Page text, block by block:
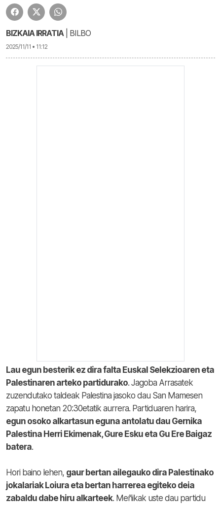
BIZKAIA IRRATIA | BILBO
2025/11/11 • 11:12
Lau egun besterik ez dira falta Euskal Selekzioaren eta
Palestinaren arteko partidurako. Jagoba Arrasatek
zuzendutako taldeak Palestina jasoko dau San Mamesen
zapatu honetan 20:30etatik aurrera. Partiduaren harira,
egun osoko alkartasun eguna antolatu dau Gernika
Palestina Herri Ekimenak, Gure Esku eta Gu Ere Baigaz
batera.
Hori baino lehen, gaur bertan ailegauko dira Palestinako
jokalariak Loiura eta bertan harrerea egiteko deia
zabaldu dabe hiru alkarteek. Meñikak uste dau partidu